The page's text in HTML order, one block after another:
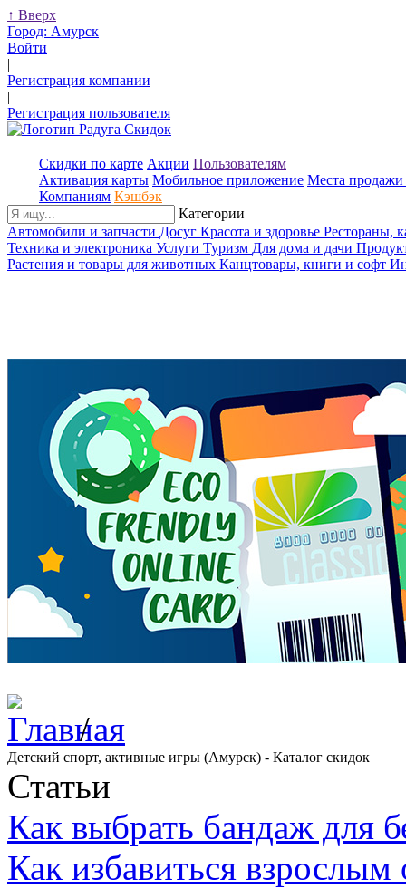
↑ Вверх
Город: Амурск
Войти
|
Регистрация компании
|
Регистрация пользователя
Скидки по карте Акции Пользователям
Активация карты Мобильное приложение Места продажи
Компаниям Кэшбэк
Категории
Автомобили и запчасти Досуг Красота и здоровье Рестораны,
Техника и электроника Услуги Туризм Для дома и дачи
Растения и товары для животных Канцтовары, книги и софт
/
Детский спорт, активные игры (Амурск) - Каталог скидок
Статьи
Как выбрать бандаж для
Как избавиться